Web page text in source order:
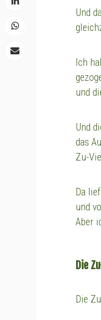
Und
Ich
und
Und
das
Zu-
Da
und
Aber
Die
Die